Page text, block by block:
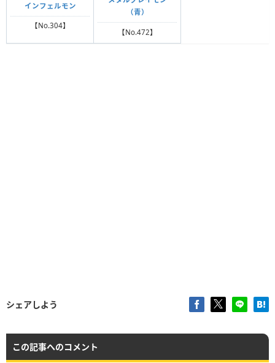
インフェルモン
【No.304】
（青）
【No.472】
シェアしよう
この記事へのコメント